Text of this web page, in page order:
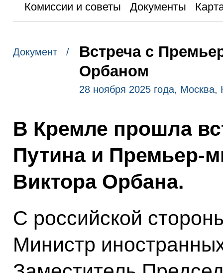
Комиссии и советы
Документы
Документ /
Встреча с
Орбаном
28 ноября 2025 года, Москва,
В Кремле прошла
Путина и Премьер-
Виктора Орбана.
С российской
Министр